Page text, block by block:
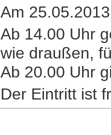
Am
Ab 14.00 Uhr
wie draußen,
Ab 20.00 Uhr
Der Eintritt ist